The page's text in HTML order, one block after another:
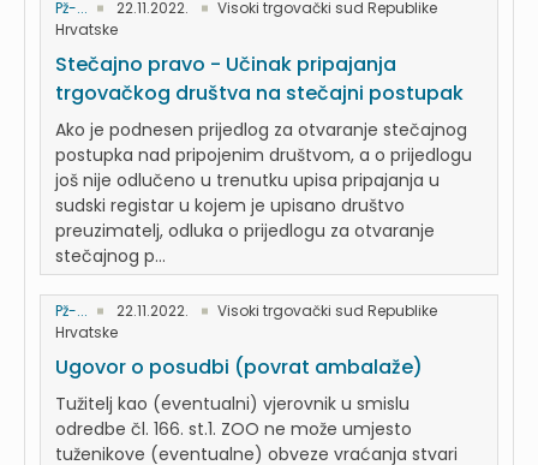
Pž-... 22.11.2022.
Visoki trgovački sud Republike
Hrvatske
Stečajno pravo - Učinak pripajanja
trgovačkog društva na stečajni postupak
Ako je podnesen prijedlog za otvaranje stečajnog
postupka nad pripojenim društvom, a o prijedlogu
još nije odlučeno u trenutku upisa pripajanja u
sudski registar u kojem je upisano društvo
preuzimatelj, odluka o prijedlogu za otvaranje
stečajnog p...
Pž-... 22.11.2022.
Visoki trgovački sud Republike
Hrvatske
Ugovor o posudbi (povrat ambalaže)
Tužitelj kao (eventualni) vjerovnik u smislu
odredbe čl. 166. st.1. ZOO ne može umjesto
tuženikove (eventualne) obveze vraćanja stvari